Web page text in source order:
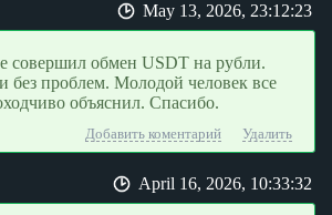
May 13, 2026, 23:12:23
совершил обмен USDT на рубли.
без проблем. Молодой человек все
объяснил. Спасибо.
Добавить коментарий Удалить
April 16, 2026, 10:33:32